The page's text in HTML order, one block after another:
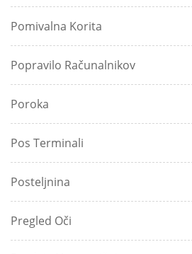
Pomivalna Korita
Popravilo Računalnikov
Poroka
Pos Terminali
Posteljnina
Pregled Oči